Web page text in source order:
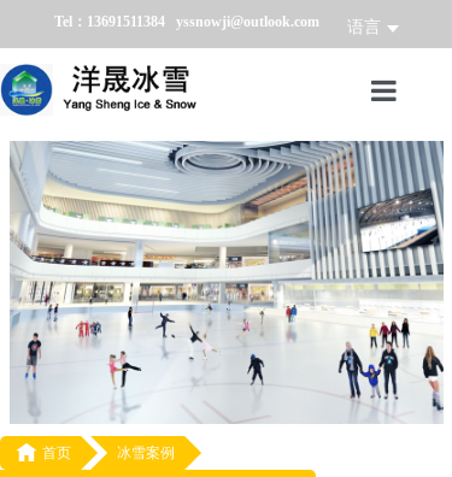
Tel：13691511384 yssnowji@outlook.com 语言
首页
冰雪产品
冰雪业务
冰雪案例
冰雪新闻
 首页
冰雪案例